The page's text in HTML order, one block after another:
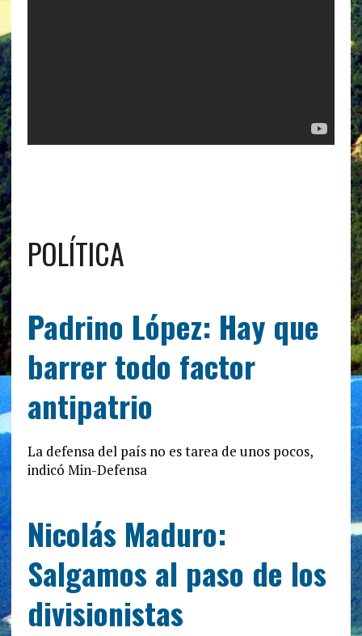
POLÍTICA
Padrino López: Hay que
barrer todo factor
antipatrio
La defensa del país no es tarea de unos pocos,
indicó Min-Defensa
Nicolás Maduro:
Salgamos al paso de los
divisionistas